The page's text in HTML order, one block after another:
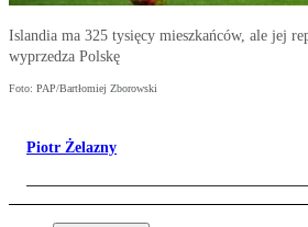
Islandia ma 325 tysięcy mieszkańców, ale jej
wyprzedza Polskę
Foto: PAP/Bartłomiej Zborowski
Piotr Żelazny